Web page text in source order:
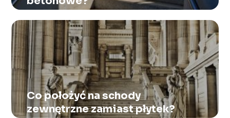
Co położyć na schody
zewnętrzne zamiast płytek?